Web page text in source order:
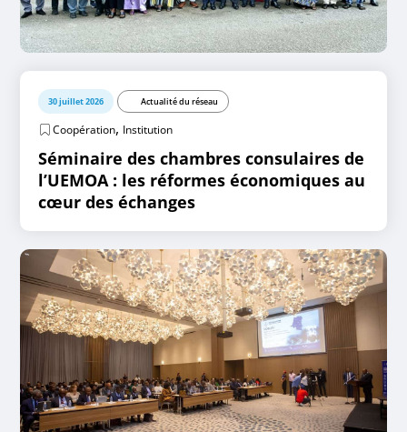
30 juillet 2026 Actualité du réseau
Coopération, Institution
Séminaire des chambres consulaires de
l’UEMOA : les réformes économiques au
cœur des échanges